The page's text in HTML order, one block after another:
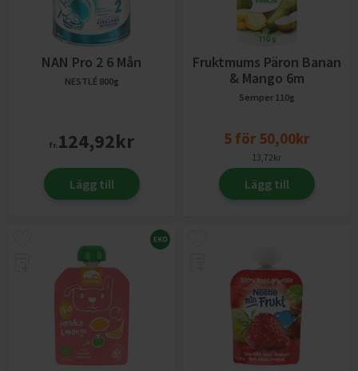
NAN Pro 2 6 Mån
NESTLÉ 800g
fr. 124,92kr
Lägg till
Fruktmums Päron Banan
& Mango 6m
Semper 110g
5 för 50,00kr
13,72kr
Lägg till